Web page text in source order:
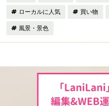
ローカルに人気 買い物
風景・景色